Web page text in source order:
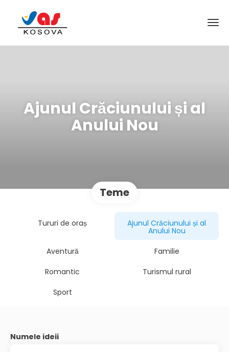
Ajunul Crăciunului și al
Anului Nou
Teme
Tururi de oraș Ajunul Crăciunului și al
Anului Nou
Aventură
Familie
Romantic
Turismul rural
Sport
Numele ideii